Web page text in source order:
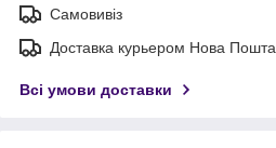
Самовивіз
Доставка курьером Нова Пошта
Всі умови доставки